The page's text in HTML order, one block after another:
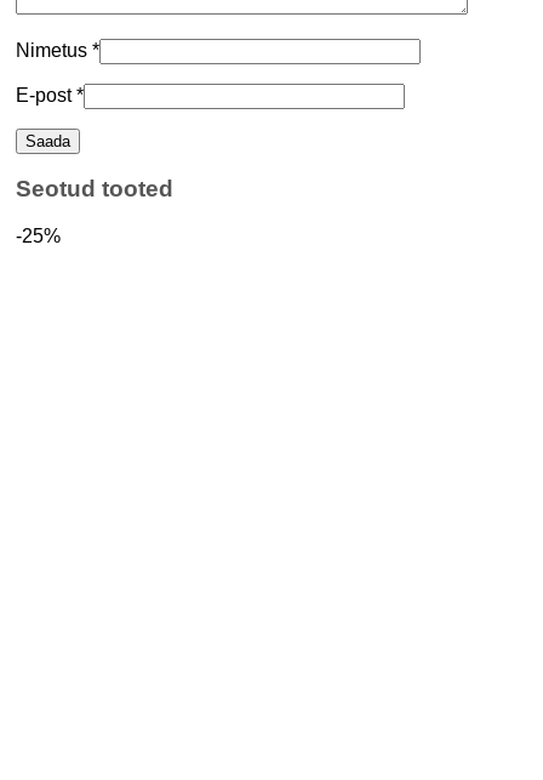
Nimetus *
E-post*
Seotud tooted
-25%